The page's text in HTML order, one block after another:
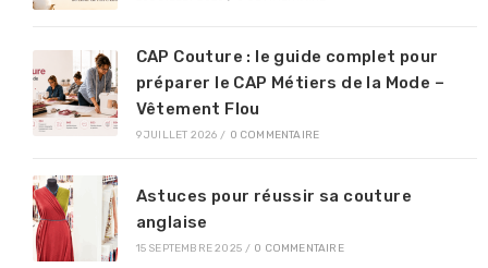
CAP Couture : le guide complet pour
préparer le CAP Métiers de la Mode –
Vêtement Flou
9 JUILLET 2026 / 0 COMMENTAIRE
Astuces pour réussir sa couture
anglaise
15 SEPTEMBRE 2025 / 0 COMMENTAIRE